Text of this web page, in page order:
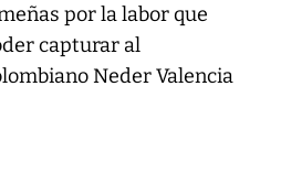
por la labor que
capturar al
Neder Valencia